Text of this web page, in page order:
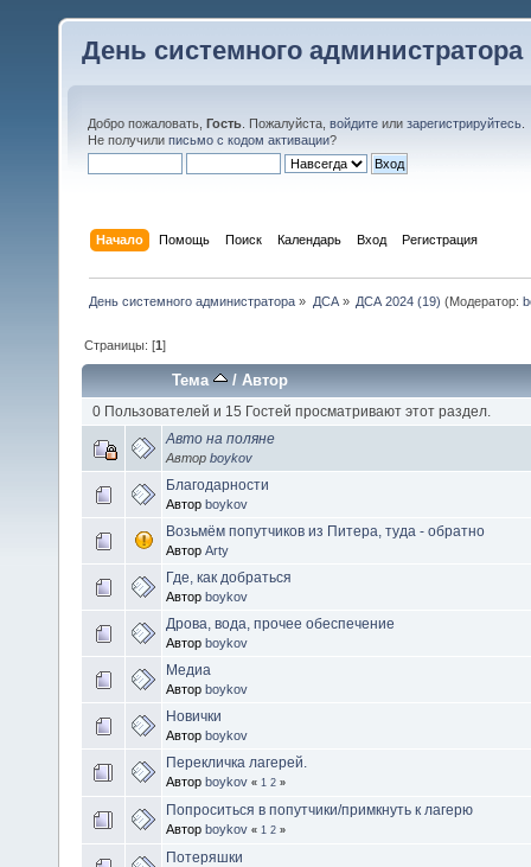
День системного администратора
Добро пожаловать, Гость . Пожалуйста, войдите или зарегистрируйтесь
Не получили письмо с кодом активации?
Начало Помощь Поиск Календарь Вход Регистрация
День системного администратора » ДСА» ДСА 2024 (19) (Модератор:
Страницы: [1]
Тема /Автор
0 Пользователей и 15 Гостей просматривают этот раздел.
Авто на поляне
Автор boykov
Благодарности
Автор boykov
Возьмём попутчиков из Питера, туда - обратно
Автор Arty
Где, как добраться
Автор boykov
Дрова, вода, прочее обеспечение
Автор boykov
Медиа
Автор boykov
Новички
Автор boykov
Перекличка лагерей.
Автор boykov « 1 2 »
Попроситься в попутчики/примкнуть к лагерю
Автор boykov « 1 2 »
Потеряшки